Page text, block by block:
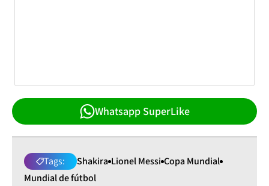
Whatsapp SuperLike
Tags: Shakira Lionel Messi Copa Mundial
Mundial de fútbol